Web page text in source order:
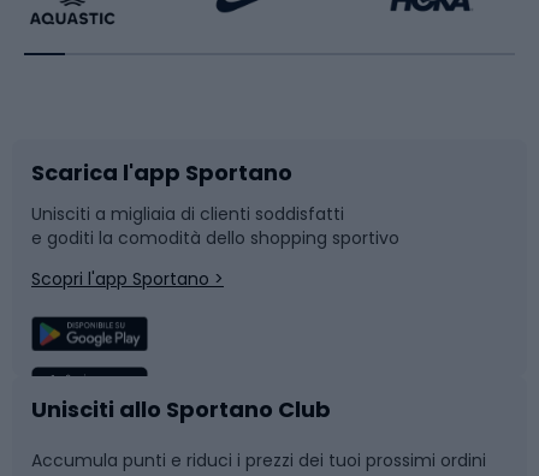
Bikepacking
Bushcraft
Corsa
Sport di squadra
Caschi da ciclismo
Sport con le racchette
Slitte e slittini
Snowboard
Camminata nordica
Nuoto
Scarica l'app Sportano
Unisciti a migliaia di clienti soddisfatti
e goditi la comodità dello shopping sportivo
Scopri l'app Sportano >
Unisciti allo Sportano Club
Accumula punti e riduci i prezzi dei tuoi prossimi ordini